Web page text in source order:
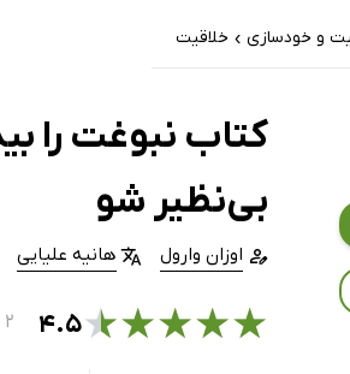
و خودسازی › خلاقیت
کتاب نبوغت را
بی‌نظیر شو
اوزان وارول هانیه علیایی
★
★
★
★
★۴.۵ ۲ رای